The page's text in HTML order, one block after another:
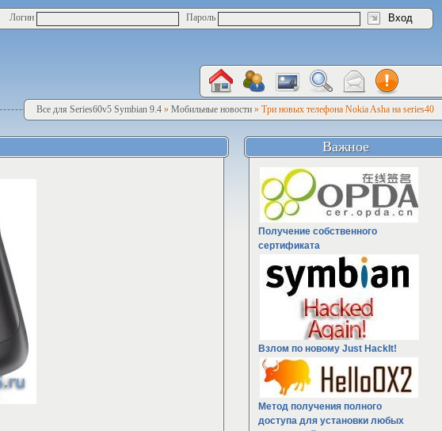
Логин Пароль
Все для Series60v5 Symbian 9.4 » Мобильные новости » Три новых телефона Nokia Asha на series40
Важное
Получение собственного
сертификата
Взлом по новому Just HackIt!
Метод получения полного
доступа для установки любых